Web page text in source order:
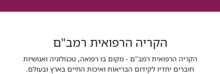
הקריה הרפואית רמב"ם
הקריה הרפואית רמב"ם - מקום בו רפואה, טכנולוגיה ואנושיות
חוברים יחדיו לקידום הבריאות ואיכות החיים בארץ ובעולם.